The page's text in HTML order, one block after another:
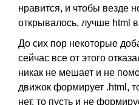
нравится, и чтобы везде
открывалось, лучше html
До сих пор некоторые
сейчас все от этого
никак не мешает и не
движок формирует .html,
нет, то пусть и не